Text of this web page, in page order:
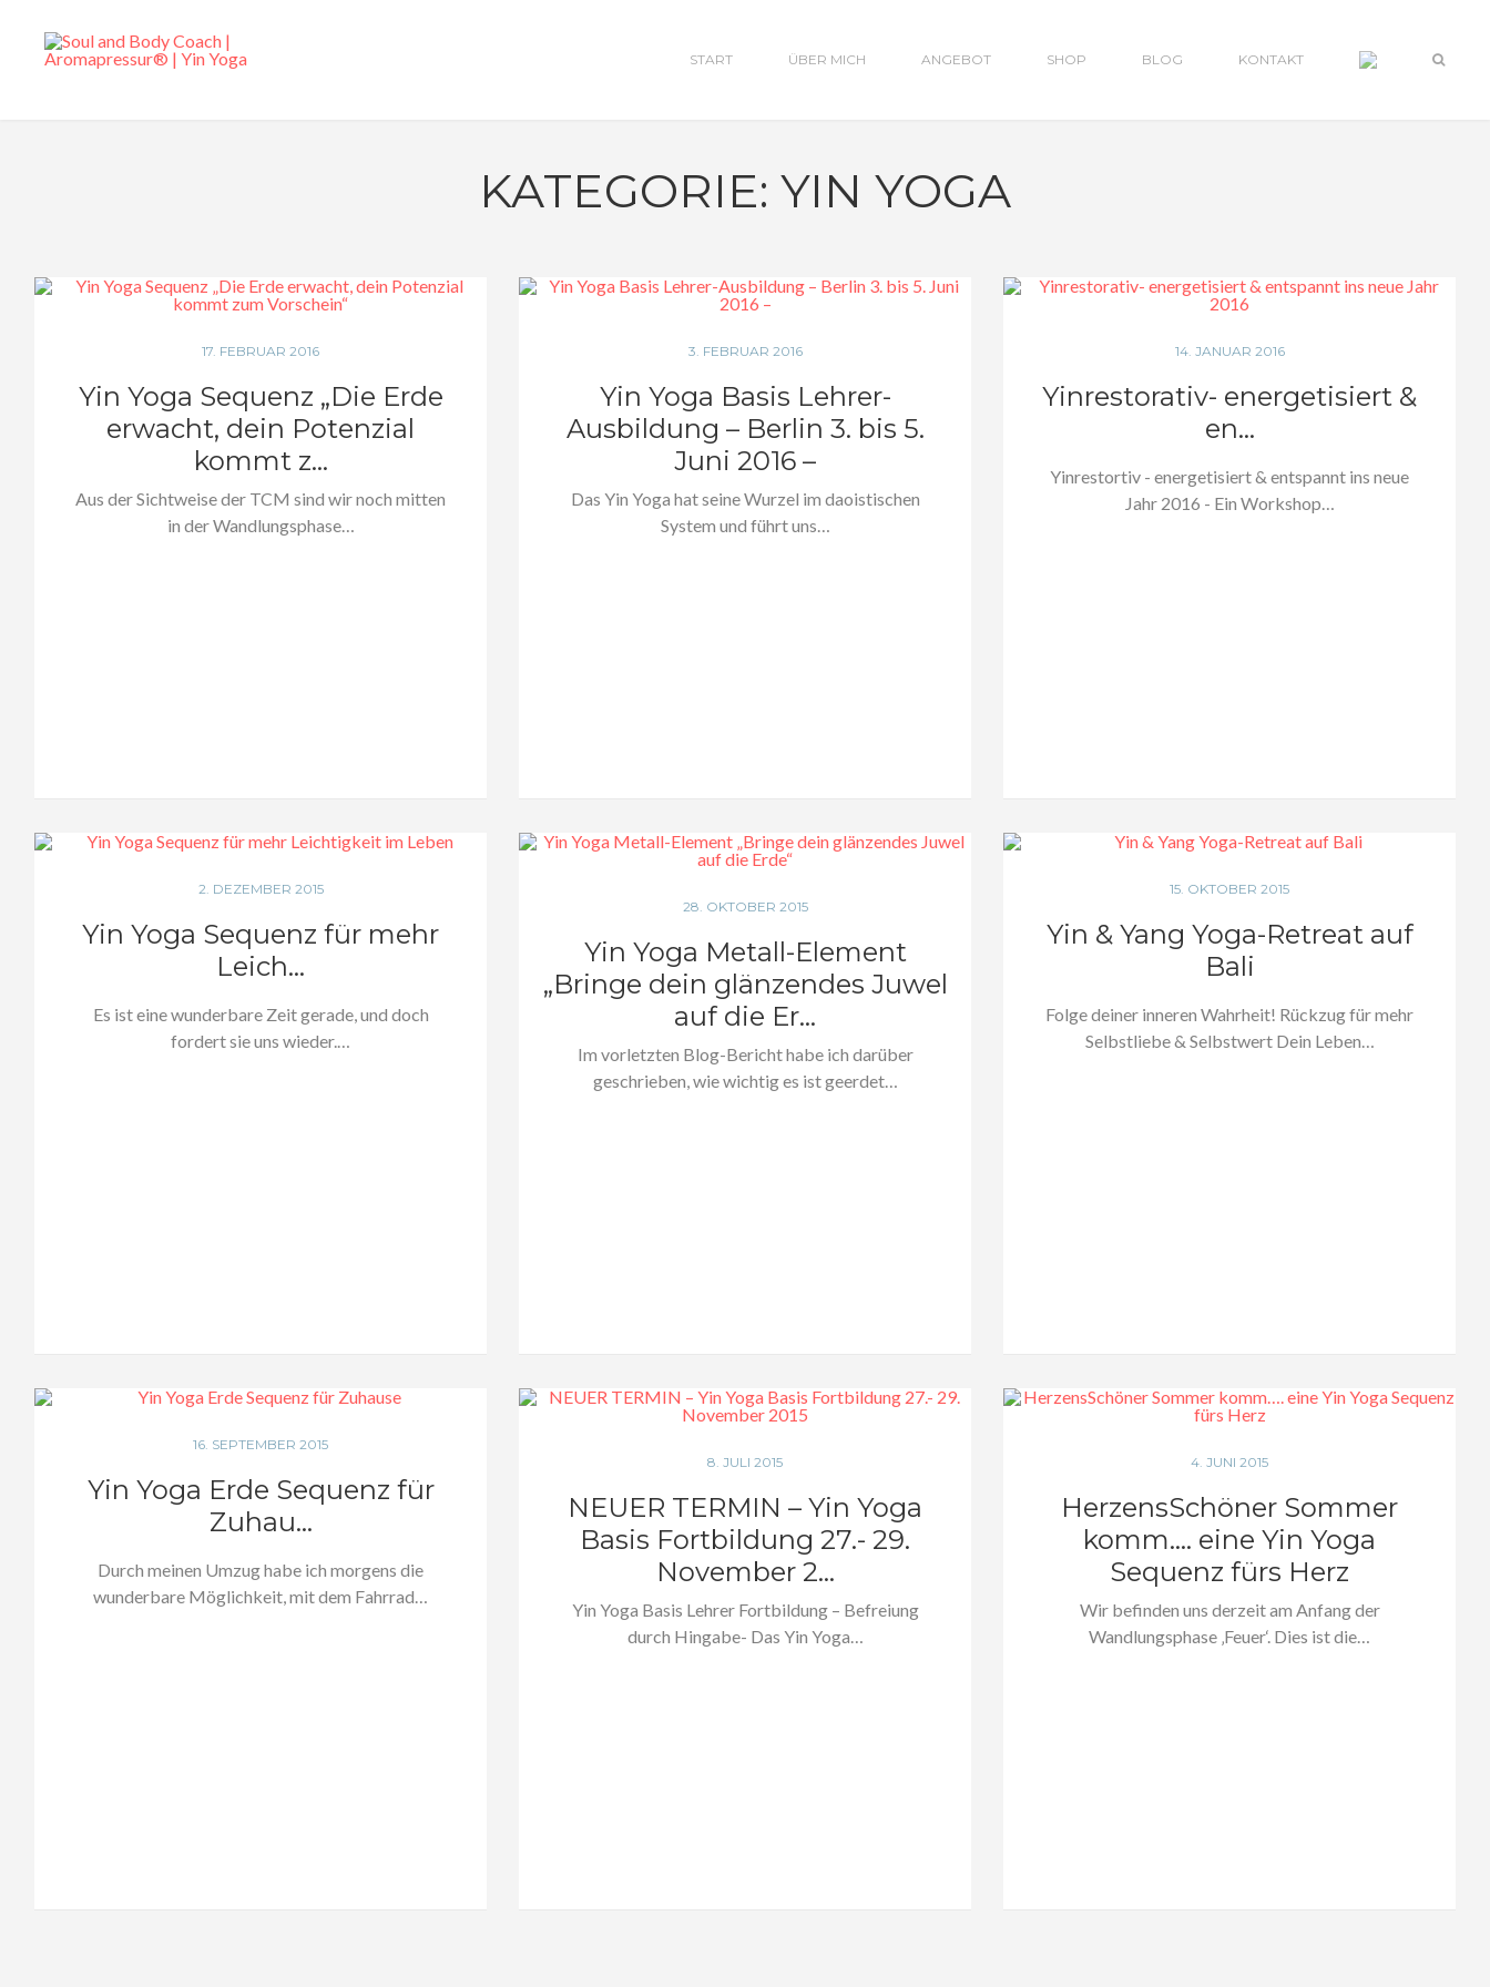
START ÜBER MICH ANGEBOT SHOP BLOG KONTAKT
KATEGORIE: YIN YOGA
17. FEBRUAR 2016
Yin Yoga Sequenz „Die Erde
erwacht, dein Potenzial
kommt z...
Aus der Sichtweise der TCM sind wir noch mitten
in der Wandlungsphase…
3. FEBRUAR 2016
Yin Yoga Basis Lehrer-
Ausbildung – Berlin 3. bis 5.
Juni 2016 –
Das Yin Yoga hat seine Wurzel im daoistischen
System und führt uns…
14. JANUAR 2016
Yinrestorativ- energetisiert &
en...
Yinrestortiv - energetisiert & entspannt ins neue
Jahr 2016 - Ein Workshop…
2. DEZEMBER 2015
Yin Yoga Sequenz für mehr
Leich...
Es ist eine wunderbare Zeit gerade, und doch
fordert sie uns wieder.…
28. OKTOBER 2015
Yin Yoga Metall-Element
„Bringe dein glänzendes Juwel
auf die Er...
Im vorletzten Blog-Bericht habe ich darüber
geschrieben, wie wichtig es ist geerdet…
15. OKTOBER 2015
Yin & Yang Yoga-Retreat auf
Bali
Folge deiner inneren Wahrheit! Rückzug für mehr
Selbstliebe & Selbstwert Dein Leben…
16. SEPTEMBER 2015
Yin Yoga Erde Sequenz für
Zuhau...
Durch meinen Umzug habe ich morgens die
wunderbare Möglichkeit, mit dem Fahrrad…
8. JULI 2015
NEUER TERMIN – Yin Yoga
Basis Fortbildung 27.- 29.
November 2...
Yin Yoga Basis Lehrer Fortbildung – Befreiung
durch Hingabe- Das Yin Yoga…
4. JUNI 2015
HerzensSchöner Sommer
komm…. eine Yin Yoga
Sequenz fürs Herz
Wir befinden uns derzeit am Anfang der
Wandlungsphase ‚Feuer‘. Dies ist die…